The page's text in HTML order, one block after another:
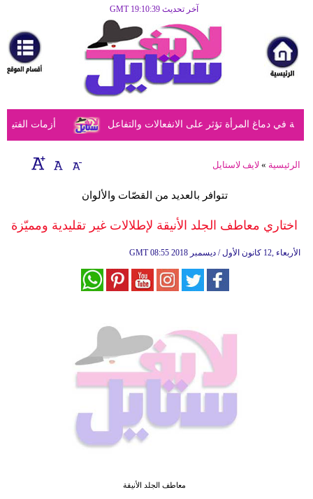
آخر تحديث GMT 19:10:39
مرأة
أزياء
أزياء
إسلامية
صحة
أزمات دماغ المرأة تؤثر على الانفعالات والتفاعل
الرئيسية » لايف لاستايل
تتوافر بالعديد من القصّات والألوان
اختاري معاطف الجلد الأنيقة لإطلالات غير تقليدية ومميّزة
GMT 08:55 2018 الأربعاء ,12 كانون الأول / ديسمبر
معاطف الجلد الأنيقة